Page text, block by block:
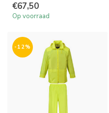
€67,50
Op voorraad
-12%